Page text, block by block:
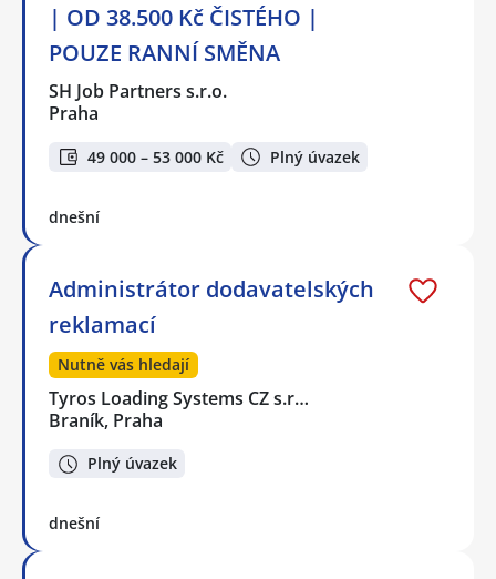
| OD 38.500 Kč ČISTÉHO |
POUZE RANNÍ SMĚNA
SH Job Partners s.r.o.
Praha
49 000 – 53 000 Kč Plný úvazek
dnešní
Administrátor dodavatelských
reklamací
Nutně vás hledají
Tyros Loading Systems CZ s.r…
Braník, Praha
Plný úvazek
dnešní